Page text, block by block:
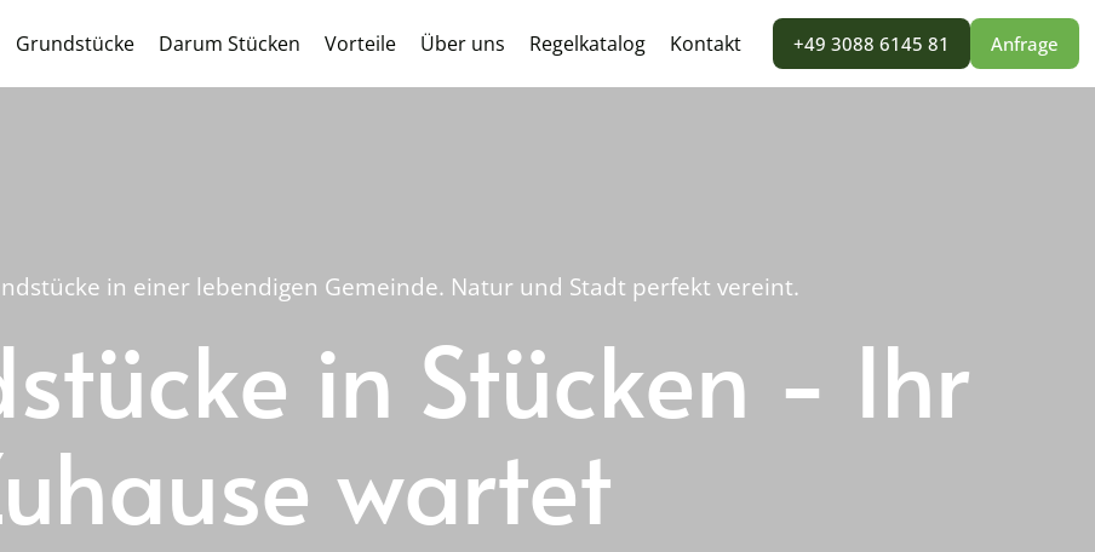
Grundstücke Darum Stücken Vorteile Über uns Regelkatalog Kontakt +49 3088 6145 81 Anfrage
in einer lebendigen Gemeinde. Natur und Stadt perfekt vereint.
in Stücken - Ihr
wartet